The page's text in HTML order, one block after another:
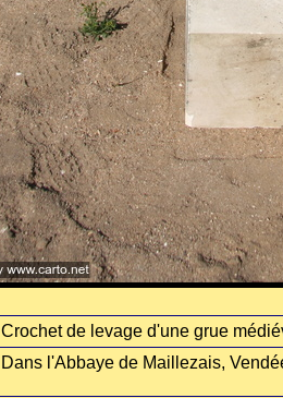
Crochet de levage d'une grue
Dans l'Abbaye de Maillezais,